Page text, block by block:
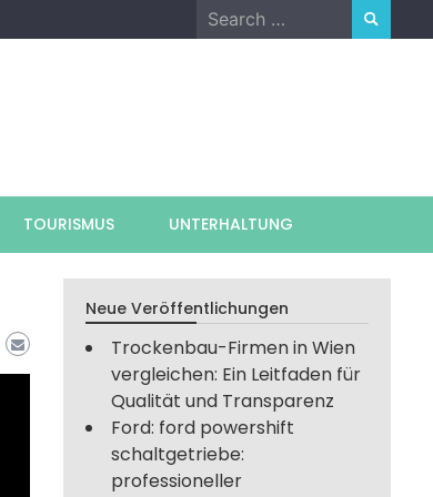
Search
for:
TOURISMUS UNTERHALTUNG
Neue Veröffentlichungen
Trockenbau-Firmen in Wien
vergleichen: Ein Leitfaden für
Qualität und Transparenz
Ford: ford powershift
schaltgetriebe:
professioneller